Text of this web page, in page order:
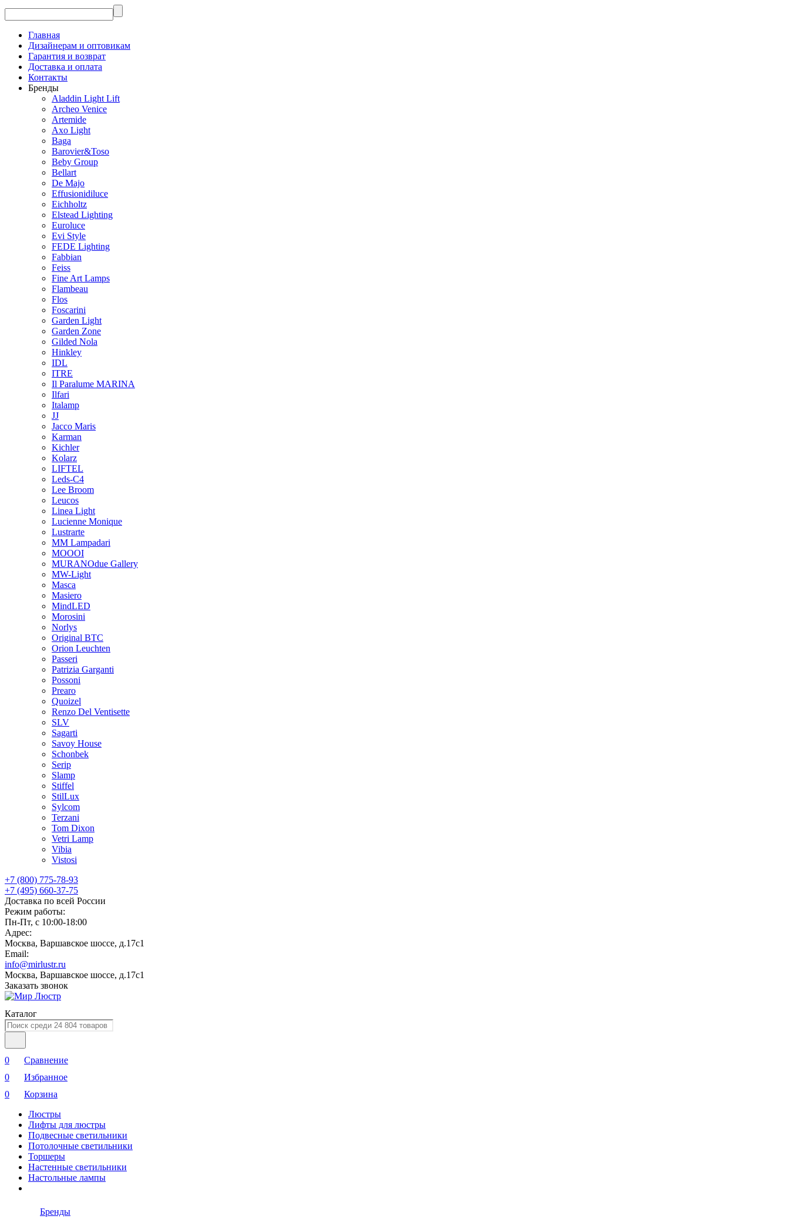
Главная
Дизайнерам и оптовикам
Гарантия и возврат
Доставка и оплата
Контакты
Бренды
Aladdin Light Lift
Archeo Venice
Artemide
Axo Light
Baga
Barovier&Toso
Beby Group
Bellart
De Majo
Effusionidiluce
Eichholtz
Elstead Lighting
Euroluce
Evi Style
FEDE Lighting
Fabbian
Feiss
Fine Art Lamps
Flambeau
Flos
Foscarini
Garden Light
Garden Zone
Gilded Nola
Hinkley
IDL
ITRE
Il Paralume MARINA
Ilfari
Italamp
JJ
Jacco Maris
Karman
Kichler
Kolarz
LIFTEL
Leds-C4
Lee Broom
Leucos
Linea Light
Lucienne Monique
Lustrarte
MM Lampadari
MOOOI
MURANOdue Gallery
MW-Light
Masca
Masiero
MindLED
Morosini
Norlys
Original BTC
Orion Leuchten
Passeri
Patrizia Garganti
Possoni
Prearo
Quoizel
Renzo Del Ventisette
SLV
Sagarti
Savoy House
Schonbek
Serip
Slamp
Stiffel
StilLux
Sylcom
Terzani
Tom Dixon
Vetri Lamp
Vibia
Vistosi
+7 (800) 775-78-93
+7 (495) 660-37-75
Доставка по всей России
Режим работы:
Пн-Пт, с 10:00-18:00
Адрес:
Москва, Варшавское шоссе, д.17c1
Email:
info@mirlustr.ru
Москва, Варшавское шоссе, д.17c1
Заказать звонок
Каталог
0
Сравнение
0
Избранное
0
Корзина
Люстры
Лифты для люстры
Подвесные светильники
Потолочные светильники
Торшеры
Настенные светильники
Настольные лампы
Бренды